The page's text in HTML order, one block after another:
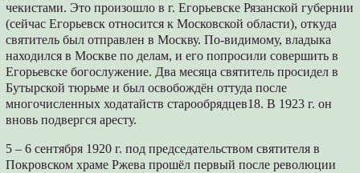
чекистами. Это произошло в г. Егорьевске Рязанской губернии
(сейчас Егорьевск относится к Московской области), откуда
святитель был отправлен в Москву. По-видимому, владыка
находился в Москве по делам, и его попросили совершить в
Егорьевске богослужение. Два месяца святитель просидел в
Бутырской тюрьме и был освобождён оттуда после
многочисленных ходатайств старообрядцев18. В 1923 г. он
вновь подвергся аресту.
5 – 6 сентября 1920 г. под председательством святителя в
Покровском храме Ржева прошёл первый после революции